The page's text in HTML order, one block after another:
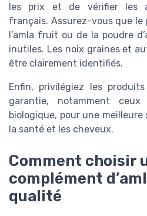
les prix et de vérifier les
français. Assurez-vous que
l’amla fruit ou de la poudre
inutiles. Les noix graines et
être clairement identifiés.
Enfin, privilégiez les
garantie, notamment
biologique, pour une
la santé et les cheveux.
Comment choisir
complément
qualité